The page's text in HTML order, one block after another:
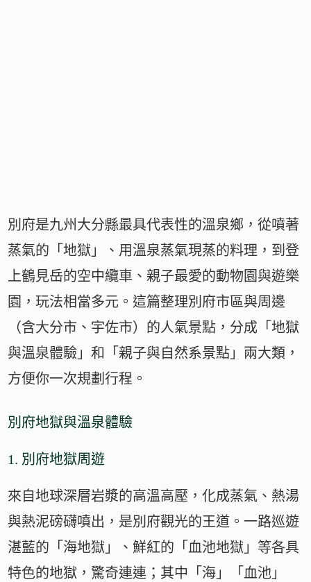
別府是九州大分縣最具代表性的溫泉鄉，從噴著
蒸氣的「地獄」、用溫泉蒸氣現蒸的料理，到登
上鶴見岳的空中纜車、親子最愛的動物園與遊樂
園，玩法相當多元。這篇整理別府市區與周邊
（含大分市、宇佐市）的人氣景點，分成「地獄
與溫泉體驗」和「親子與自然系景點」兩大類，
方便你一次規劃行程。
別府地獄與溫泉體驗
1. 別府地獄周遊
來自地球深層岩漿的高溫高壓，化成蒸氣、熱湯
與熱泥磅礴噴出，是別府觀光的王道。一路巡遊
湛藍的「海地獄」、鮮紅的「血池地獄」等各具
特色的地獄，驚奇連連；其中「海」「血池」